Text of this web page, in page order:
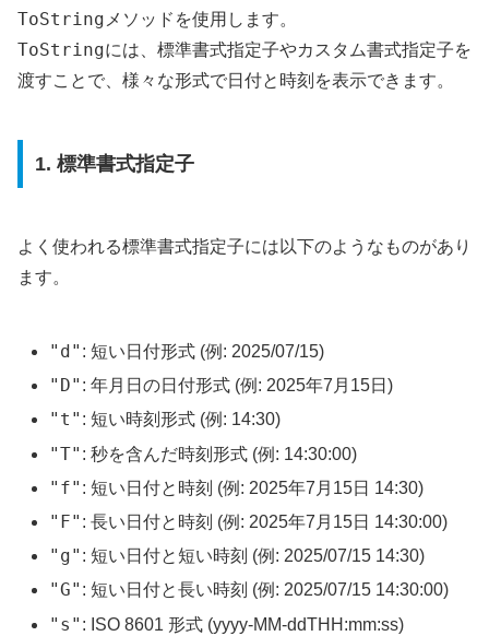
ToString メソッドを使用します。
ToStringには、標準書式指定子やカスタム書式指定子を
渡すことで、様々な形式で日付と時刻を表示できます。
1. 標準書式指定子
よく使われる標準書式指定子には以下のようなものがあり
ます。
"d" : 短い日付形式 (例: 2025/07/15)
"D" : 年月日の日付形式 (例: 2025年7月15日)
"t" : 短い時刻形式 (例: 14:30)
"T" : 秒を含んだ時刻形式 (例: 14:30:00)
"f" : 短い日付と時刻 (例: 2025年7月15日 14:30)
"F" : 長い日付と時刻 (例: 2025年7月15日 14:30:00)
"g" : 短い日付と短い時刻 (例: 2025/07/15 14:30)
"G" : 短い日付と長い時刻 (例: 2025/07/15 14:30:00)
"s" : ISO 8601 形式 (yyyy-MM-ddTHH:mm:ss)